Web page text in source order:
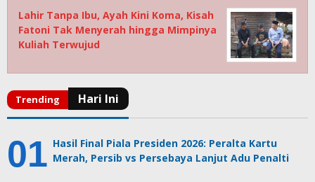
Lahir Tanpa Ibu, Ayah Kini Koma, Kisah
Fatoni Tak Menyerah hingga Mimpinya
Kuliah Terwujud
Hasil Final Piala Presiden 2026: Peralta Kartu
Merah, Persib vs Persebaya Lanjut Adu Penalti